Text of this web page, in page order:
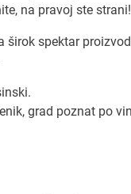
na pravoj ste strani!
širok spektar
grad poznat po